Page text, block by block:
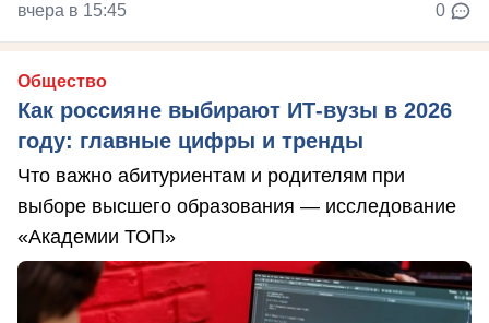
вчера в 15:45 0
Общество
Как россияне выбирают ИТ-вузы в 2026
году: главные цифры и тренды
Что важно абитуриентам и родителям при
выборе высшего образования — исследование
«Академии ТОП»